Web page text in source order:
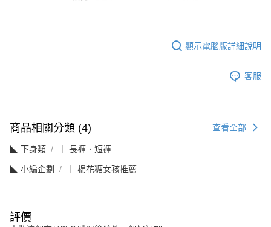
顯示電腦版詳細說明
客服
商品相關分類 (4) 查看全部
◣ 下身類 ｜ 長褲．短褲
◣ 小編企劃 ｜ 棉花糖女孩推薦
評價